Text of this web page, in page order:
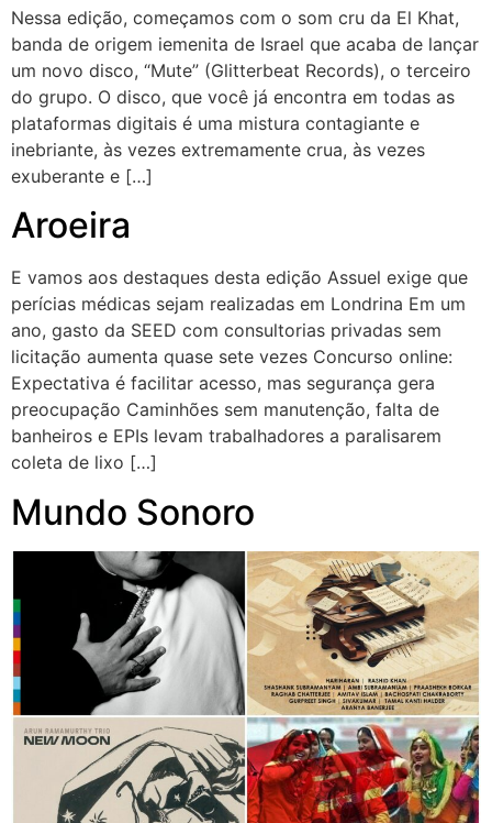
Nessa edição, começamos com o som cru da El Khat,
banda de origem iemenita de Israel que acaba de lançar
um novo disco, “Mute” (Glitterbeat Records), o terceiro
do grupo. O disco, que você já encontra em todas as
plataformas digitais é uma mistura contagiante e
inebriante, às vezes extremamente crua, às vezes
exuberante e […]
Aroeira
E vamos aos destaques desta edição Assuel exige que
perícias médicas sejam realizadas em Londrina Em um
ano, gasto da SEED com consultorias privadas sem
licitação aumenta quase sete vezes Concurso online:
Expectativa é facilitar acesso, mas segurança gera
preocupação Caminhões sem manutenção, falta de
banheiros e EPIs levam trabalhadores a paralisarem
coleta de lixo […]
Mundo Sonoro